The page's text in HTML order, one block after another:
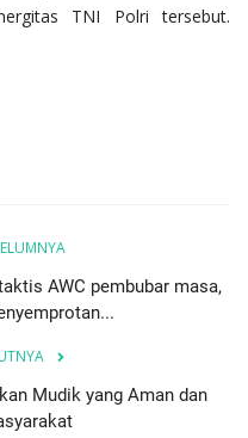
TNI Polri tersebut.
AWC pembubar masa,
Mudik yang Aman dan